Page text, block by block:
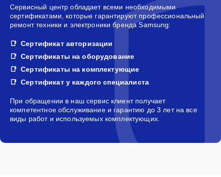
Сервисный центр обладает всеми необходимыми
сертификатами, которые гарантируют профессиональный
ремонт техники и электроники бренда Samsung:
Сертификат авторизации
Сертификаты на оборудование
Сертификаты на комплектующие
Сертификат у каждого специалиста
При обращении в наш сервис клиент получает
компетентное обслуживание и гарантию до 3 лет на все
виды работ и используемых комплектующих.